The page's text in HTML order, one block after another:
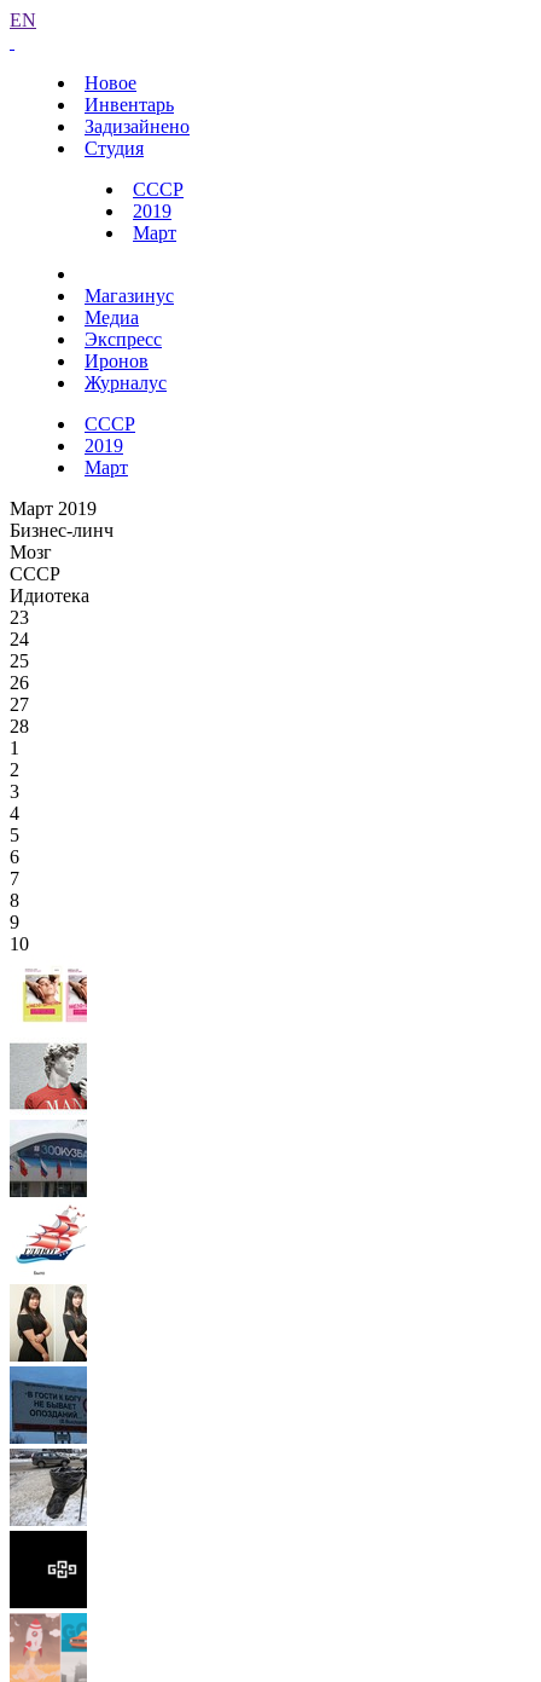
EN
Новое
Инвентарь
Задизайнено
Студия
СССР
2019
Март
Магазинус
Медиа
Экспресс
Иронов
Журналус
СССР
2019
Март
Март 2019
Бизнес-линч
Мозг
СССР
Идиотека
23
24
25
26
27
28
1
2
3
4
5
6
7
8
9
10